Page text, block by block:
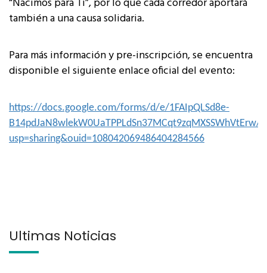
también a una causa solidaria.
Para más información y pre-inscripción, se encuentra
disponible el siguiente enlace oficial del evento:
https://docs.google.com/forms/d/e/1FAIpQLSd8e-
B14pdJaN8wlekW0UaTPPLdSn37MCqt9zqMXSSWhVtErw/
usp=sharing&ouid=108042069486404284566
Últimas Noticias